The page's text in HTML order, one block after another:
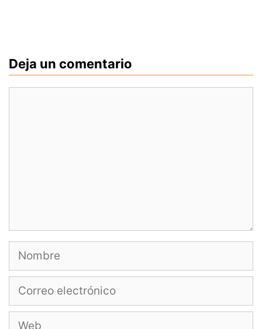
Deja un comentario
Nombre
Correo
Web